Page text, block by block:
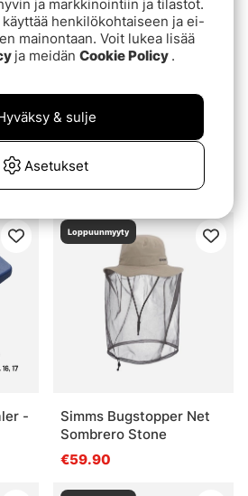
Beyond Nordic BN418
Mosquito Net Black
€9.90
-
Loppuunmyyty
Simms Bugstopper Net
Sombrero Stone
€59.90
ja markkinointiin ja tilastot.
henkilökohtaiseen ja ei-
mainontaan. Voit lukea lisää
ja meidän Cookie Policy .
Asetukset
& sulje